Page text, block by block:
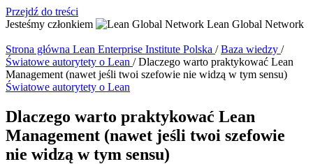
Przejdź do treści
Jesteśmy członkiem
Lean Global Network
Strona główna Lean Enterprise Institute Polska /Baza wiedzy /
Światowe autorytety o Lean /Dlaczego warto praktykować Lean
Management (nawet jeśli twoi szefowie nie widzą w tym sensu)
Światowe autorytety o Lean
Dlaczego warto praktykować Lean
Management (nawet jeśli twoi szefowie
nie widzą w tym sensu)